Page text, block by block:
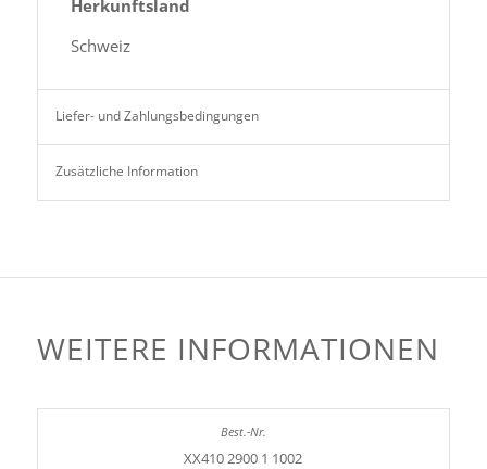
Herkunftsland
Schweiz
Liefer- und Zahlungsbedingungen
Zusätzliche Information
WEITERE INFORMATIONEN
XX410 2900 1 1002